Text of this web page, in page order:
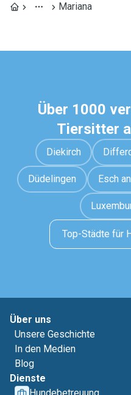
Mariana
Über 1000
Tiersitter
Diekirch
Düdelingen Esch
Top-Städte für
Über uns
Unsere Geschichte
In den Medien
Blog
Dienste